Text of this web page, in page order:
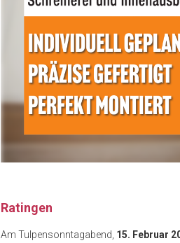
Ratingen
Am Tulpensonntagabend, 15. Februar